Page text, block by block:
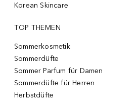
Korean Skincare
TOP THEMEN
Sommerkosmetik
Sommerdüfte
Sommer Parfum für Damen
Sommerdüfte für Herren
Herbstdüfte